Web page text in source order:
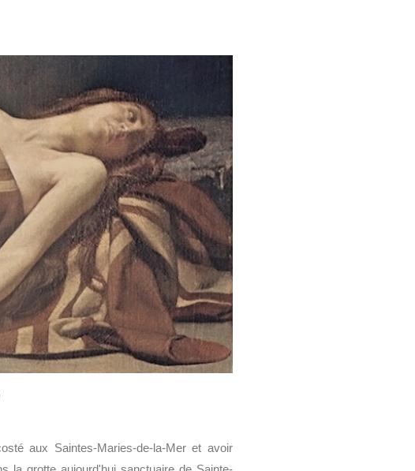
aux Saintes-Maries-de-la-Mer et avoir